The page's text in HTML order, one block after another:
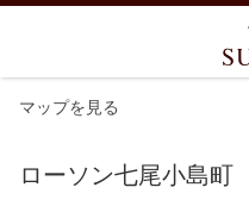
マップを見る
ローソン七尾小島町